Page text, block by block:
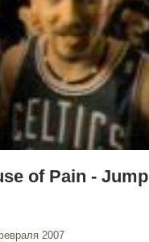
of Pain - Jump
2007